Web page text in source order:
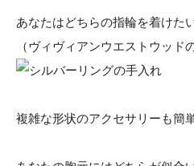
あなたはどちらの指輪を着けた
（ヴィヴィアンウエストウッド
複雑な形状のアクセサリーも簡